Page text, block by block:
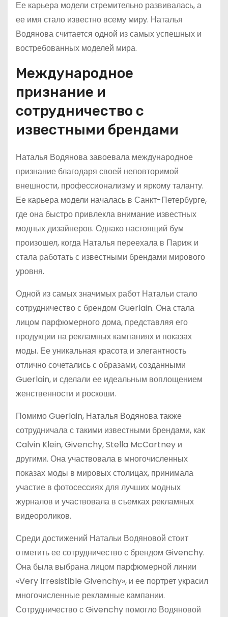
Ее карьера модели стремительно развивалась, а
ее имя стало известно всему миру. Наталья
Водянова считается одной из самых успешных и
востребованных моделей мира.
Международное
признание и
сотрудничество с
известными брендами
Наталья Водянова завоевала международное
признание благодаря своей неповторимой
внешности, профессионализму и яркому таланту.
Ее карьера модели началась в Санкт-Петербурге,
где она быстро привлекла внимание известных
модных дизайнеров. Однако настоящий бум
произошел, когда Наталья переехала в Париж и
стала работать с известными брендами мирового
уровня.
Одной из самых значимых работ Натальи стало
сотрудничество с брендом Guerlain. Она стала
лицом парфюмерного дома, представляя его
продукции на рекламных кампаниях и показах
моды. Ее уникальная красота и элегантность
отлично сочетались с образами, созданными
Guerlain, и сделали ее идеальным воплощением
женственности и роскоши.
Помимо Guerlain, Наталья Водянова также
сотрудничала с такими известными брендами, как
Calvin Klein, Givenchy, Stella McCartney и
другими. Она участвовала в многочисленных
показах моды в мировых столицах, принимала
участие в фотосессиях для лучших модных
журналов и участвовала в съемках рекламных
видеороликов.
Среди достижений Натальи Водяновой стоит
отметить ее сотрудничество с брендом Givenchy.
Она была выбрана лицом парфюмерной линии
«Very Irresistible Givenchy», и ее портрет украсил
многочисленные рекламные кампании.
Сотрудничество с Givenchy помогло Водяновой